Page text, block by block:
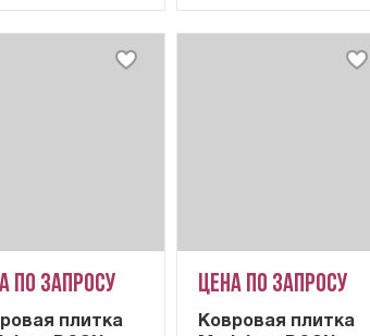
по запросу
плитка
Цена по запросу
Ковровая плитка